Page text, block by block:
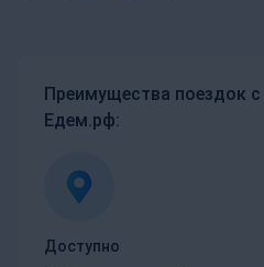
Преимущества поездок
Едем.рф:
Доступно